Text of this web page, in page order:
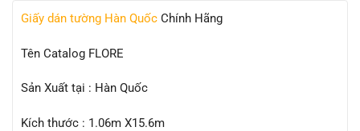
Giấy dán tường Hàn Quốc Chính Hãng
Tên Catalog FLORE
Sản Xuất tại : Hàn Quốc
Kích thước : 1.06m X15.6m